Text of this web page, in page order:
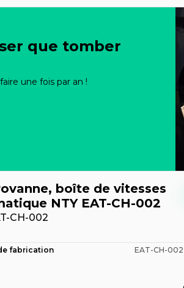
que tomber
une fois par an !
boîte de vitesses
NTY EAT-CH-002
CH-002
fabrication EAT-CH-002